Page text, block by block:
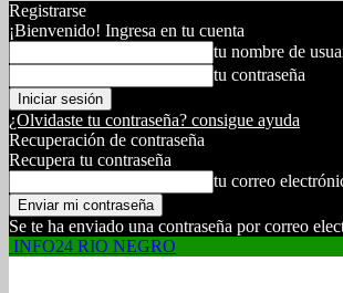
Registrarse
¡Bienvenido! Ingresa en tu cuenta
tu nombre de
tu contraseña
¿Olvidaste tu contraseña? consigue ayuda
Recuperación de contraseña
Recupera tu contraseña
tu correo
Se te ha enviado una contraseña por correo
INFO24 RIO NEGRO